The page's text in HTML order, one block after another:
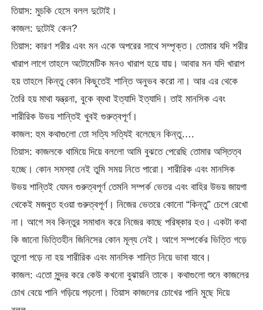
তিয়াস: মুচকি হেসে বলল দুটোই।
কাজল: দুটোই কেন?
তিয়াস: কারণ শরীর এবং মন একে অপরের সাথে সম্পৃক্ত। তোমার যদি শরীর
খারাপ লাগে তাহলে অটোমেটিক মনও খারাপ হয়ে যায়। আবার মন যদি খারাপ
হয় তাহলে কিন্তু কোন কিছুতেই শান্তি অনুভব করো না। আর এর থেকে
তৈরি হয় মাথা যন্ত্রনা, বুকে ব্যথা ইত্যাদি ইত্যাদি। তাই মানসিক এবং
শারীরিক উভয় শান্তিই খুবই গুরুত্বপূর্ণ।
কাজল: হুম কথাগুলো তো সত্যি সত্যিই বলেছেন কিন্তু….
তিয়াস: কাজলকে থামিয়ে দিয়ে বললো আমি বুঝতে পেরেছি তোমার অস্তিত্ব
হচ্ছে। কোন সমস্যা নেই তুমি সময় নিতে পারো। শারীরিক এবং মানসিক
উভয় শান্তিই যেমন গুরুত্বপূর্ণ তেমনি সম্পর্ক ভেতর এবং বাহির উভয় জায়গা
থেকেই মজবুত হওয়া গুরুত্বপূর্ণ। নিজের ভেতরে কোনো “কিন্তু” চেপে রেখো
না। আগে সব কিন্তুর সমাধান করে নিজের কাছে পরিষ্কার হও। একটা কথা
কি জানো ভিত্তিহীন জিনিসের কোন মূল্য নেই। আগে সম্পর্কের ভিত্তি গড়ে
তুলো পড়ে না হয় শারীরিক এবং মানসিক শান্তি নিয়ে ভাবা যাবে।
কাজল: এতো সুন্দর করে কেউ কখনো বুঝায়নি তাকে। কথাগুলো শুনে কাজলের
চোখ বেয়ে পানি গড়িয়ে পড়লো। তিয়াস কাজলের চোখের পানি মুছে দিয়ে